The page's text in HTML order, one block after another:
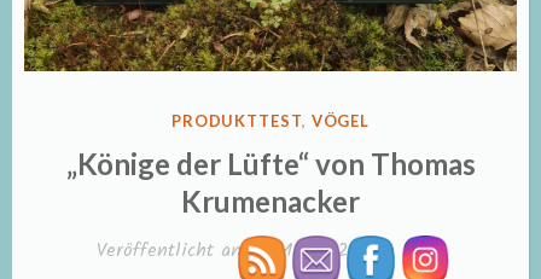
VERÖFFENTLICHT
IN
PRODUKTTEST, VÖGEL
„Könige der Lüfte“ von Thomas
Krumenacker
Veröffentlicht am3. Mai 2022 von Nicki